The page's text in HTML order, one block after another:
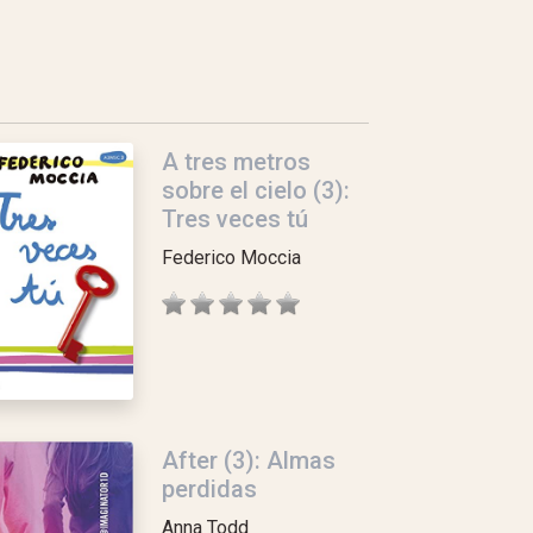
A tres metros
sobre el cielo (3):
Tres veces tú
Federico Moccia
After (3): Almas
perdidas
Anna Todd